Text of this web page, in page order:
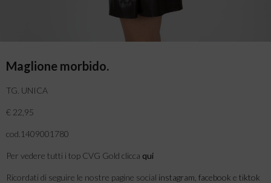
Maglione morbido.
TG. UNICA
€ 22,95
cod.1409001780
Per vedere tutti i top CVG Gold clicca qui
Ricordati di seguire le nostre pagine social instagram facebook e tiktok